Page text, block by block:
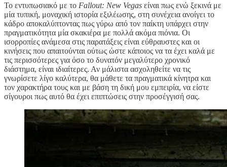
Το εντυπωσιακό με το Fallout: New Vegas είναι πως ενώ ξεκινά με
μία τυπική, μοναχική ιστορία εξιλέωσης, στη συνέχεια ανοίγει το
κάδρο αποκαλύπτοντας πως γύρω από τον παίκτη υπάρχει στην
πραγματικότητα μία σκακιέρα με πολλά ακόμα πιόνια. Οι
ισορροπίες ανάμεσα στις παρατάξεις είναι εύθραυστες και οι
κινήσεις που απαιτούνται ούτως ώστε κάποιος να τα έχει καλά με
τις περισσότερες για όσο το δυνατόν μεγαλύτερο χρονικό
διάστημα, είναι ιδιαίτερες. Αν μάλιστα ασχοληθείτε να τις
γνωρίσετε λίγο καλύτερα, θα μάθετε τα πραγματικά κίνητρα και
τον χαρακτήρα τους και με βάση τη δική μου εμπειρία, να είστε
σίγουροι πως αυτό θα έχει επιπτώσεις στην προσέγγισή σας.